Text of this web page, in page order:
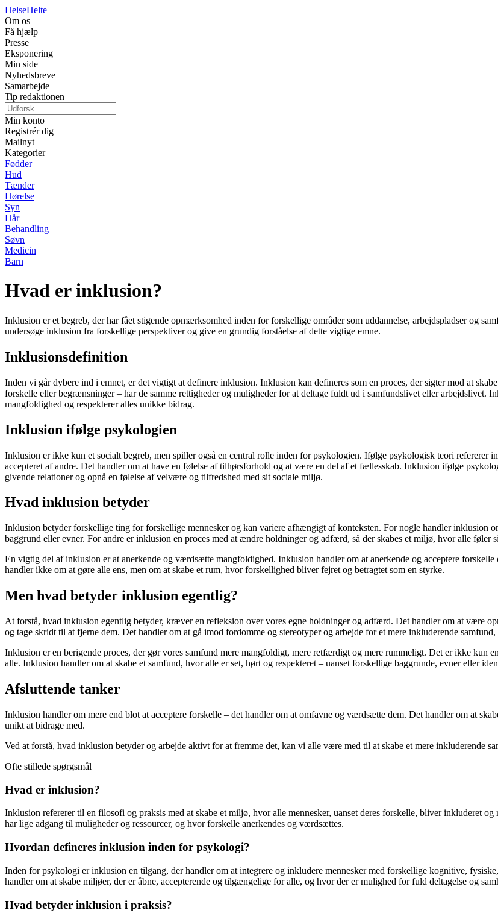
HelseHelte
Om os
Få hjælp
Presse
Eksponering
Min side
Nyhedsbreve
Samarbejde
Tip redaktionen
Min konto
Registrér dig
Mailnyt
Kategorier
Fødder
Hud
Tænder
Hørelse
Syn
Hår
Behandling
Søvn
Medicin
Barn
Hvad er inklusion?
Inklusion er et begreb, der har fået stigende opmærksomhed inden for forskellige områder som uddannelse, arbejdspladser og
undersøge inklusion fra forskellige perspektiver og give en grundig forståelse af dette vigtige emne.
Inklusionsdefinition
Inden vi går dybere ind i emnet, er det vigtigt at definere inklusion. Inklusion kan defineres som en proces, der sigter mod at
forskelle eller begrænsninger – har de samme rettigheder og muligheder for at deltage fuldt ud i samfundslivet eller arbejdslivet.
mangfoldighed og respekterer alles unikke bidrag.
Inklusion ifølge psykologien
Inklusion er ikke kun et socialt begreb, men spiller også en central rolle inden for psykologien. Ifølge psykologisk teori
accepteret af andre. Det handler om at have en følelse af tilhørsforhold og at være en del af et fællesskab. Inklusion ifølge
givende relationer og opnå en følelse af velvære og tilfredshed med sit sociale miljø.
Hvad inklusion betyder
Inklusion betyder forskellige ting for forskellige mennesker og kan variere afhængigt af konteksten. For nogle handler inklusion
baggrund eller evner. For andre er inklusion en proces med at ændre holdninger og adfærd, så der skabes et miljø, hvor alle føler
En vigtig del af inklusion er at anerkende og værdsætte mangfoldighed. Inklusion handler om at anerkende og acceptere
handler ikke om at gøre alle ens, men om at skabe et rum, hvor forskellighed bliver fejret og betragtet som en styrke.
Men hvad betyder inklusion egentlig?
At forstå, hvad inklusion egentlig betyder, kræver en refleksion over vores egne holdninger og adfærd. Det handler om at være
og tage skridt til at fjerne dem. Det handler om at gå imod fordomme og stereotyper og arbejde for et mere inkluderende
Inklusion er en berigende proces, der gør vores samfund mere mangfoldigt, mere retfærdigt og mere rummeligt. Det er ikke kun
alle. Inklusion handler om at skabe et samfund, hvor alle er set, hørt og respekteret – uanset forskellige baggrunde, evner eller
Afsluttende tanker
Inklusion handler om mere end blot at acceptere forskelle – det handler om at omfavne og værdsætte dem. Det handler om at
unikt at bidrage med.
Ved at forstå, hvad inklusion betyder og arbejde aktivt for at fremme det, kan vi alle være med til at skabe et mere inkluderende
Ofte stillede spørgsmål
Hvad er inklusion?
Inklusion refererer til en filosofi og praksis med at skabe et miljø, hvor alle mennesker, uanset deres forskelle, bliver inkluderet
har lige adgang til muligheder og ressourcer, og hvor forskelle anerkendes og værdsættes.
Hvordan defineres inklusion inden for psykologi?
Inden for psykologi er inklusion en tilgang, der handler om at integrere og inkludere mennesker med forskellige kognitive,
handler om at skabe miljøer, der er åbne, accepterende og tilgængelige for alle, og hvor der er mulighed for fuld deltagelse og
Hvad betyder inklusion i praksis?